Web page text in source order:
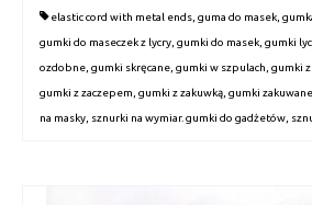
elastic cord with metal ends guma do masek
gumki do maseczek z lycry gumki do masek gumki
ozdobne gumki skręcane gumki w szpulach gumki
gumki z zaczepem gumki z zakuwką gumki zakuwane
na masky sznurki na wymiar. gumki do gadżetów